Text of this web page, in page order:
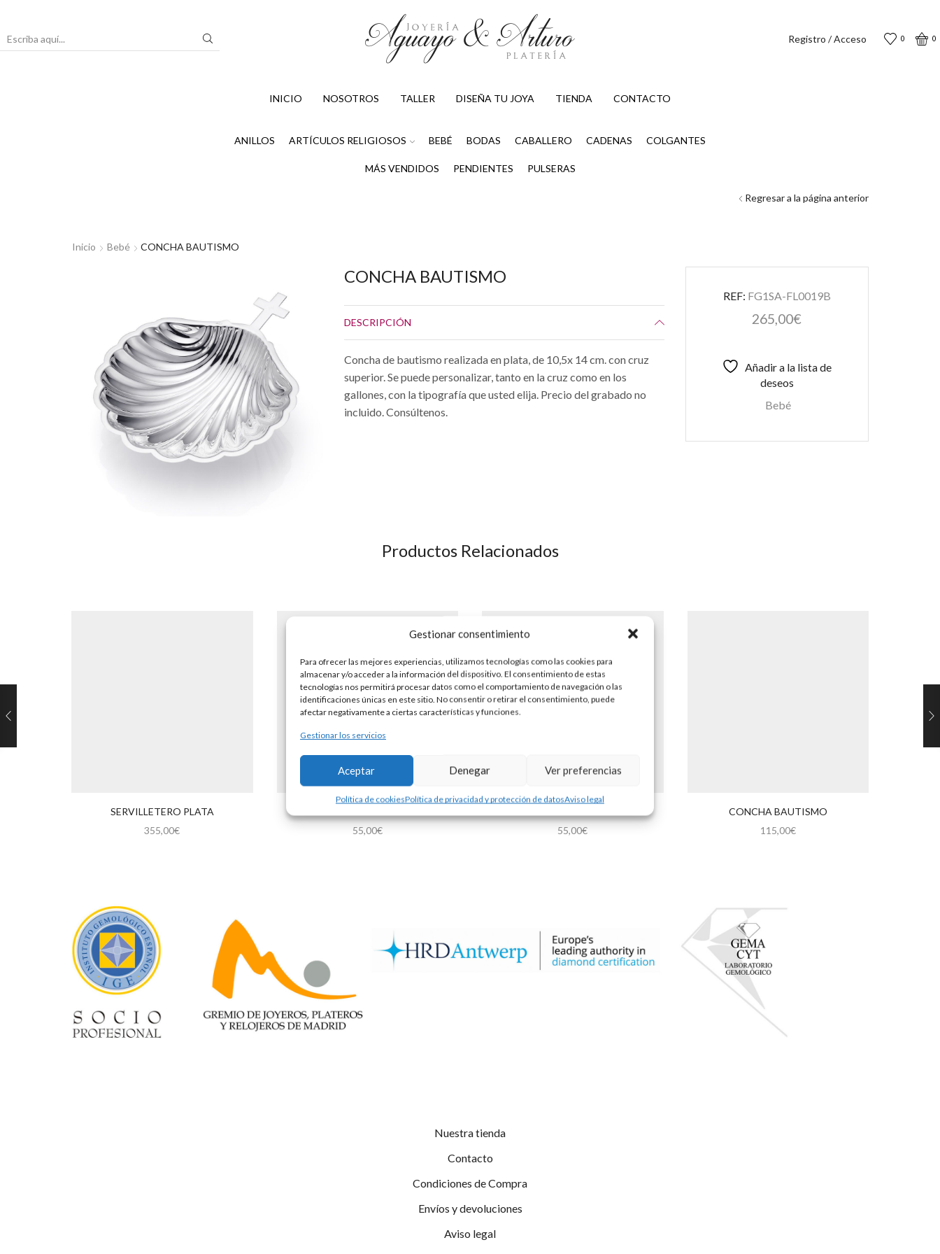
Gestionar consentimiento
Para ofrecer las mejores experiencias, utilizamos tecnologías como las cookies para
almacenar y/o acceder a la información del dispositivo. El consentimiento de estas
tecnologías nos permitirá procesar datos como el comportamiento de navegación o las
identificaciones únicas en este sitio. No consentir o retirar el consentimiento, puede
afectar negativamente a ciertas características y funciones.
Gestionar los servicios
Aceptar Denegar Ver preferencias
Política de cookiesPolítica de privacidad y protección de datosAviso legal
Registro / Acceso 0 0
INICIO NOSOTROS TALLER DISEÑA TU JOYA TIENDA CONTACTO
ANILLOS ARTÍCULOS RELIGIOSOS BEBÉ BODAS CABALLERO CADENAS COLGANTES
MÁS VENDIDOS PENDIENTES PULSERAS
Inicio Bebé CONCHA BAUTISMO
Regresar a la página anterior
REF: FG1SA-FL0019B
265,00€
Añadir a la lista de
deseos
Bebé
CONCHA BAUTISMO
DESCRIPCIÓN
Concha de bautismo realizada en plata, de 10,5x 14 cm. con cruz
superior. Se puede personalizar, tanto en la cruz como en los
gallones, con la tipografía que usted elija. Precio del grabado no
incluido. Consúltenos.
Productos Relacionados
SERVILLETERO PLATA
355,00€
55,00€
55,00€
CONCHA BAUTISMO
115,00€
Nuestra tienda
Contacto
Condiciones de Compra
Envíos y devoluciones
Aviso legal